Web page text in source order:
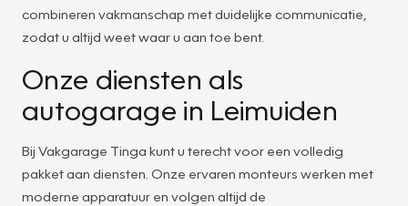
combineren vakmanschap met duidelijke communicatie,
zodat u altijd weet waar u aan toe bent.
Onze diensten als
autogarage in Leimuiden
Bij Vakgarage Tinga kunt u terecht voor een volledig
pakket aan diensten. Onze ervaren monteurs werken met
moderne apparatuur en volgen altijd de